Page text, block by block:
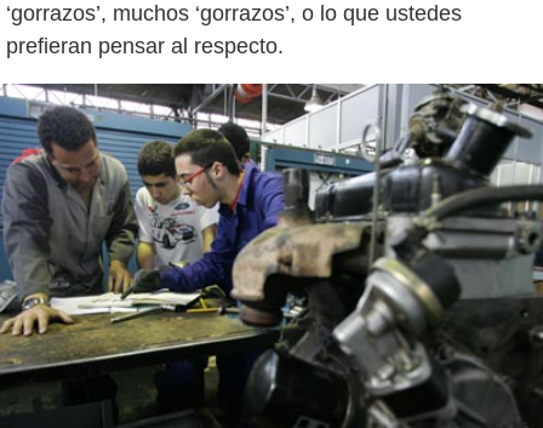
‘gorrazos’, muchos ‘gorrazos’, o lo que ustedes